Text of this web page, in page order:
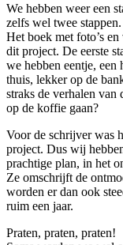
We hebben weer een
zelfs wel twee stappen.
Het boek met foto’s
dit project. De eerste
we hebben eentje,
thuis, lekker op de
straks de verhalen
op de koffie gaan?
Voor de schrijver was
project. Dus wij
prachtige plan, in het
Ze omschrijft de
worden er dan ook
ruim een jaar.
Praten, praten, praten!